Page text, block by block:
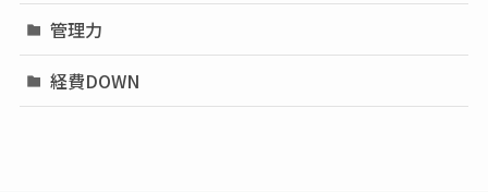
管理力
経費DOWN